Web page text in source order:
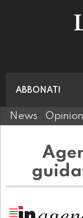
ABBONATI
News